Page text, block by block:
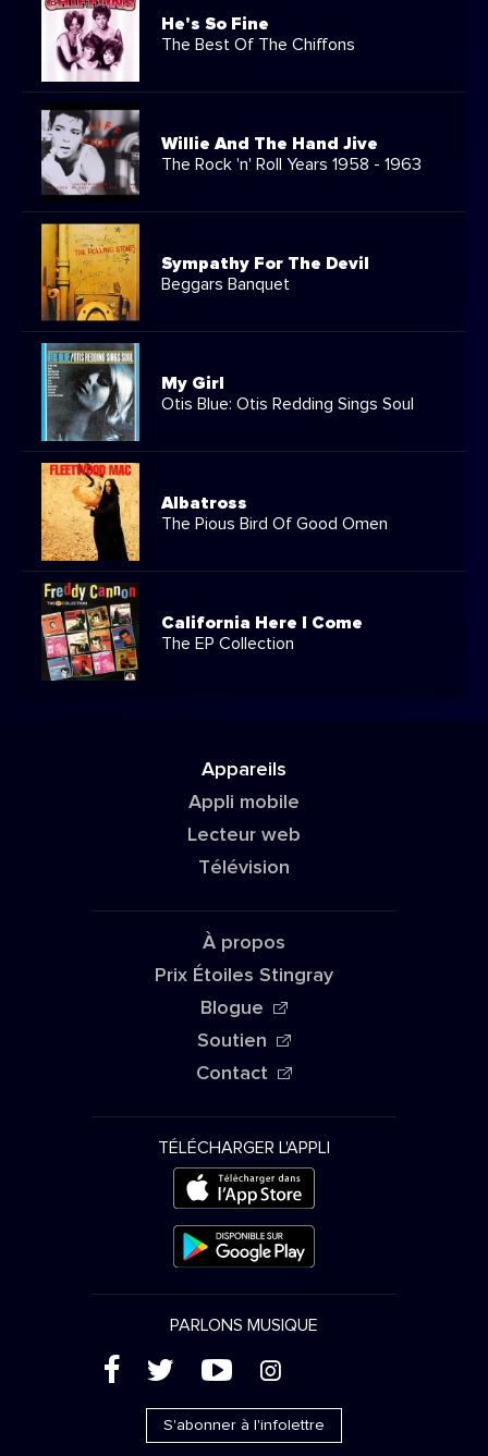
He's So Fine
The Best Of The Chiffons
Willie And The Hand Jive
The Rock 'n' Roll Years 1958 - 1963
Sympathy For The Devil
Beggars Banquet
My Girl
Otis Blue: Otis Redding Sings Soul
Albatross
The Pious Bird Of Good Omen
California Here I Come
The EP Collection
Appareils
Appli mobile
Lecteur web
Télévision
À propos
Prix Étoiles Stingray
Blogue
Soutien
Contact
TÉLÉCHARGER L'APPLI
PARLONS MUSIQUE
( ' + &
S'abonner à l'infolettre